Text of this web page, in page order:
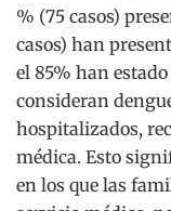
% (75 casos)
casos) han
el 85% han
consideran
hospitalizados,
médica. Esto
en los que las